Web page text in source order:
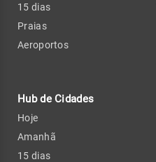
15 dias
Praias
Aeroportos
Hub de Cidades
Hoje
Amanhã
15 dias